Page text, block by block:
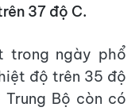
37 độ C.
trong ngày phổ
độ trên 35 độ
Trung Bộ còn có